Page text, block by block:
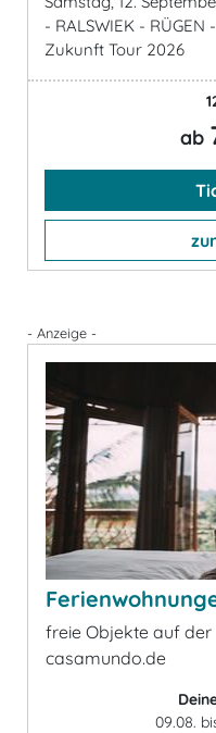
- RALSWIEK -
Zukunft Tour 2026
ab
- Anzeige -
freie Objekte auf
casamundo.de
09.08.